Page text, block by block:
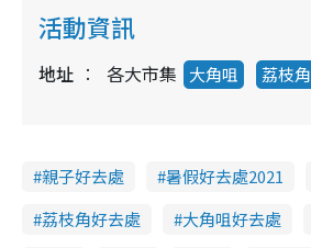
活動資訊
地址 各大市集 大角咀 荔枝角
親子好去處 暑假好去處2021
荔枝角好去處
大角咀好去處